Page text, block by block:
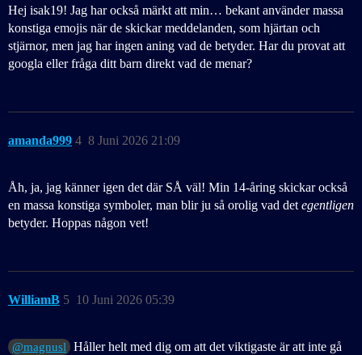
Hej isak19! Jag har också märkt att min… bekant använder massa
konstiga emojis när de skickar meddelanden, som hjärtan och
stjärnor, men jag har ingen aning vad de betyder. Har du provat att
googla eller fråga ditt barn direkt vad de menar?
amanda999 8 Juni 2026 21:09
4
Åh, ja, jag känner igen det där SÅ väl! Min 14-åring skickar också
en massa konstiga symboler, man blir ju så orolig vad det egentligen
betyder. Hoppas någon vet!
WilliamB 10 Juni 2026 05:39
5
@magnusl Håller helt med dig om att det viktigaste är att inte gå